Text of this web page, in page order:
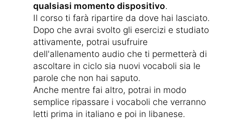
qualsiasi momento dispositivo.
Il corso ti farà ripartire da dove hai lasciato.
Dopo che avrai svolto gli esercizi e studiato
attivamente, potrai usufruire
dell'allenamento audio che ti permetterà di
ascoltare in ciclo sia nuovi vocaboli sia le
parole che non hai saputo.
Anche mentre fai altro, potrai in modo
semplice ripassare i vocaboli che verranno
letti prima in italiano e poi in libanese.